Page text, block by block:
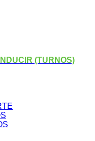
(TURNOS)